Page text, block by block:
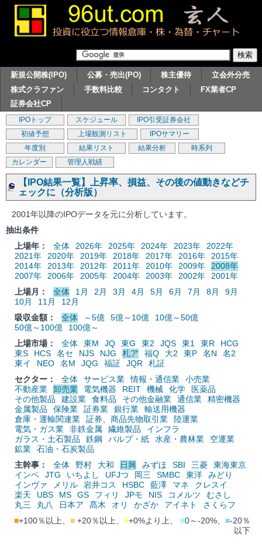
新規公開株(IPO) 公募・売出(PO) 株主優待
立会外分売
株式クラファン
手数料比較 コンタクト
FX業者CP
証券会社CP
IPOトップ スケジュール
IPO引受証券会社
初値予想
上場観測リスト
IPOサマリー
年度別
結果リスト 結果分析
時系列
カレンダー
管理人戦績
【IPO結果一覧】上昇率、損益、その後の値動きなどチ
ェックに（分析版）
2001年以降のIPOデータを元に分析しています。
抽出条件
上場年：
全体 2026年 2025年 2024年 2023年
2022年
2021年
2020年 2019年 2018年 2017年 2016年
2015年
2014年
2013年 2012年 2011年 2010年 2009年
2008年
2007年
2006年 2005年 2004年 2003年 2002年
2001年
上場月：
全体 1月 2月 3月 4月 5月 6月 7月 8月
9月
10月
11月
12月
吸収金額：
全体 ～5億 5億～10億
10億～50億
50億～100億
100億～
上場市場：
全体 東M JQ 東G 東2 JQS 東1 東R
HCG
東S
HCS 名セ NJS NJG 札ア 福Q 大2 東P 名N
名2
東イ
NEO 名M JQG 福証 JQR
札証
セクター：
全体 サービス業 情報・通信業
小売業
不動産業
卸売業 電気機器 REIT 機械 化学
医薬品
その他製品
建設業 食料品 その他金融業 通信業
精密機器
金属製品
保険業 証券業 銀行業
輸送用機器
倉庫・運輸関連業
証券、商品先物取引業
陸運業
電気・ガス業
非鉄金属 繊維製品
インフラ
ガラス・土石製品
鉄鋼 パルプ・紙 水産・農林業
空運業
鉱業
石油・石炭製品
主幹事：
全体 野村 大和 日興 みずほ SBI 三菱
東海東京
インベ
JTG いちよし UFJつ 岡三 SMBC 東洋
みどり
インヴァ
メリル 岩井コス HSBC 藍澤 マネ
クレスイ
楽天
UBS MS GS フィリ JPモ NIS コメルツ
むさし
丸三
丸八 日本ア 髙木 オリ かざか アイネト
さくらフ
■+100％以上、 ■ +20％以上、 ■+0%より上、 ■0～-20%、 ■-20％
以下